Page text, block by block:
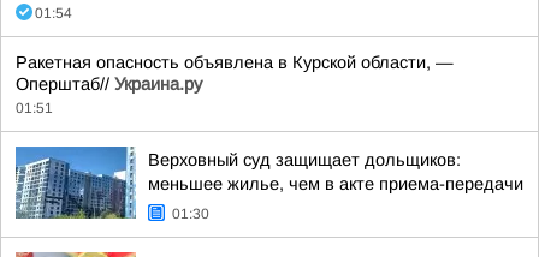
01:54
Ракетная опасность объявлена в Курской области, —
Оперштаб// Украина.ру
01:51
Верховный суд защищает дольщиков:
меньшее жилье, чем в акте приема-передачи
01:30